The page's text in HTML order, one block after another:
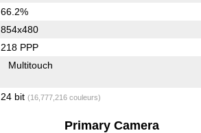
66.2%
854x480
218 PPP
Multitouch
24 bit (16,777,216 couleurs)
Primary Camera